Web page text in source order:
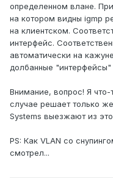
определенном влане.
на котором видны igmp
на клиентском.
интерфейс.
автоматически на
долбанные "интерфейсы"
Внимание, вопрос! Я
случае решает только
Systems выезжают из
PS: Как VLAN со
смотрел...